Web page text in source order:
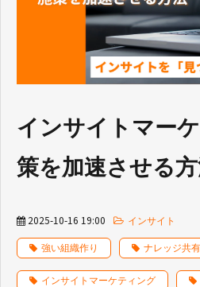
お役立ち記事
インサイトマー
策を加速させる
2025-10-16 19:00 インサイト
強い組織作り ナレッジ共
インサイトマーケティング